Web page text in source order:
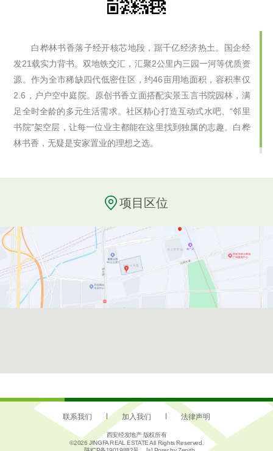
白桦林书香落子经开核芯地段，踞千亿经济热土。国企经
发21载实力背书。双地铁交汇，汇聚2公里内三园一河等优质资
源。作为全市稀缺四代低密住区，约46亩用地面积，容积率仅
2.6，户户空中庭院。原创书香立面搭配实景玉言书院园林，满
足全时全龄的多元生活需求。社区精心打造互动式水吧、“邻里
书院”架空层，让每一位业主都能在这里找到独属的志趣。白桦
林书香，无疑是安家置业的理想之选。
项目区位
联系我们 加入我们 法律声明
西安经发地产 版权所有
©2026 JINGFA REAL ESTATE All Rights Reserved.